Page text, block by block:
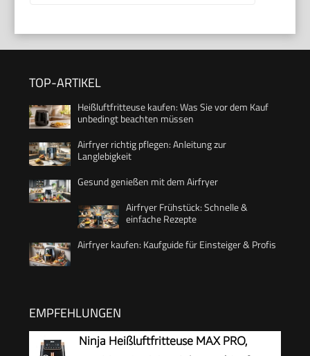
TOP-ARTIKEL
Heißluftfritteuse kaufen: Was Sie vor dem Kauf
unbedingt beachten müssen
Airfryer richtig pflegen: Anleitung zur
Langlebigkeit
Gesund genießen mit dem Airfryer
Airfryer Frühstück: Schnelle &
einfache Rezepte
Airfryer kaufen: Kaufguide für Einsteiger & Profis
EMPFEHLUNGEN
Ninja Heißluftfritteuse MAX PRO,